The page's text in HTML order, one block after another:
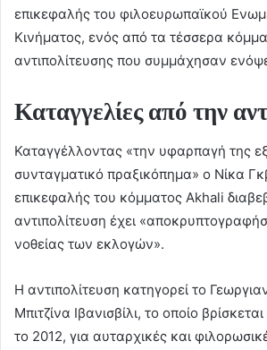
επικεφαλής του φιλοευρωπαϊκού
Κινήματος, ενός από τα τέσσερα
αντιπολίτευσης που συμμάχησαν
Καταγγελίες από την
Καταγγέλλοντας «την υφαρπαγή της
συνταγματικό πραξικόπημα» ο Νίκα
επικεφαλής του κόμματος Akhali
αντιπολίτευση έχει
νοθείας των εκλογών».
Η αντιπολίτευση κατηγορεί το
Μπιτζίνα Ιβανισβίλι, το οποίο
το 2012, για αυταρχικές και